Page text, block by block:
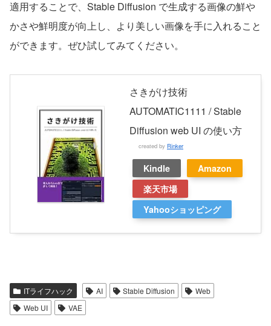
適用することで、Stable Diffusion で生成する画像の鮮や
かさや鮮明度が向上し、より美しい画像を手に入れること
ができます。ぜひ試してみてください。
さきがけ技術
AUTOMATIC1111 / Stable
Diffusion web UI の使い方
created by Rinker
Kindle
Amazon
楽天市場
Yahooショッピング
ITライフハック AI Stable Diffusion
Web
Web UI
VAE